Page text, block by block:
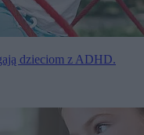
dzieciom z ADHD.